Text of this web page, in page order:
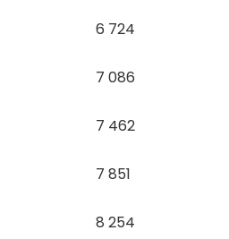
6 724
7 086
7 462
7 851
8 254